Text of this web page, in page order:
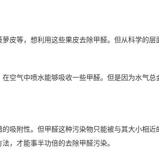
皮等，想利用这些果皮去除甲醛。但从科学的
空气中喷水能够吸收一些甲醛。但是因为水气
吸附性。但甲醛这种污染物只能被与其大小相
，才能事半功倍的去除甲醛污染。